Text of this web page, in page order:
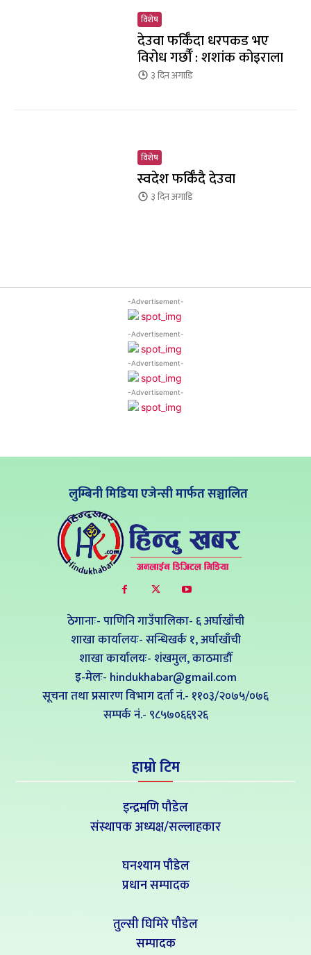
विशेष
देउवा फर्किँदा धरपकड भए
विरोध गर्छौँं : शशांक कोइराला
३ दिनअगाडि
विशेष
स्वदेश फर्किँदै देउवा
३ दिनअगाडि
-Advertisement-
-Advertisement-
-Advertisement-
-Advertisement-
लुम्बिनी मिडिया एजेन्सी मार्फत सञ्चालित
ठेगानाः- पाणिनि गाउँपालिका- ६ अर्घाखाँची
शाखा कार्यालयः- सन्धिखर्क १, अर्घाखाँची
शाखा कार्यालयः- शंखमुल, काठमाडौँ
इ-मेलः- hindukhabar@gmail.com
सूचना तथा प्रसारण विभाग दर्ता नं.- ११०३/२०७५/०७६
सम्पर्क नं‍.- ९८५७०६६९२६
हाम्रो टिम
इन्द्रमणि पौडेल
संस्थापक अध्यक्ष/सल्लाहकार
घनश्याम पौडेल
प्रधान सम्पादक
तुल्सी घिमिरे पौडेल
सम्पादक